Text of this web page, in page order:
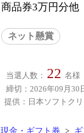
商品券3万円分他
ネット懸賞
当選人数： 22 名様
締切：2026年09月30
提供：日本ソフトク
現金・ギフト券 >